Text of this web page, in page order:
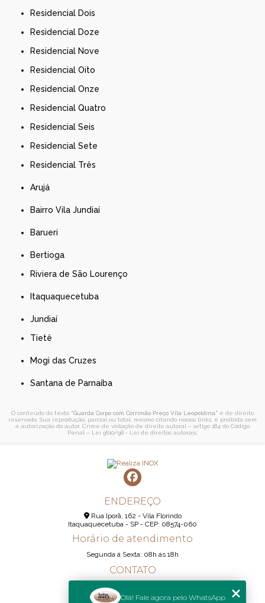
Residencial Dois
Residencial Doze
Residencial Nove
Residencial Oito
Residencial Onze
Residencial Quatro
Residencial Seis
Residencial Sete
Residencial Três
Arujá
Bairro Vila Jundiaí
Barueri
Bertioga
Riviera de São Lourenço
Itaquaquecetuba
Jundiaí
Tietê
Mogi das Cruzes
Santana de Parnaíba
O conteúdo do texto "Guarda Corpo com Corrimão Preço Vila Leopoldina" é de direito
reservado. Sua reprodução, parcial ou total, mesmo citando nossos links, é proibida sem
a autorização do autor. Crime de violação de direito autoral – artigo 184 do Código
Penal – Lei 9610/98 - Lei de direitos autorais
ENDEREÇO
Rua Iporã, 162 - Vila Florindo
Itaquaquecetuba - SP - CEP: 08574-060
Horário de atendimento
Segunda á Sexta: 08h ás 18h
CONTATO
(11) 98189-1344
Olá! Fale agora pelo WhatsApp